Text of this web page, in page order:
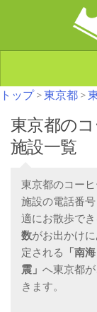
ジャンルから探
天気・ぶらぶら
南海トラフ巨大
Synchro（シンク
トップ >東京都 >
東京都の
施設一覧
東京都のコー
施設の電話番
適にお散歩で
数がお出かけ
定される 「南
震」 へ東京都
きます。